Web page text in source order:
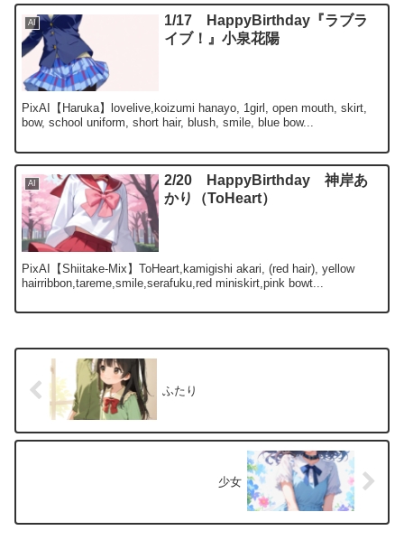
AI
1/17 HappyBirthday『ラブラ
イブ！』小泉花陽
PixAI【Haruka】lovelive,koizumi hanayo, 1girl, open mouth, skirt,
bow, school uniform, short hair, blush, smile, blue bow...
AI
2/20 HappyBirthday 神岸あ
かり（ToHeart）
PixAI【Shiitake-Mix】ToHeart,kamigishi akari, (red hair), yellow
hairribbon,tareme,smile,serafuku,red miniskirt,pink bowt...
ふたり
少女